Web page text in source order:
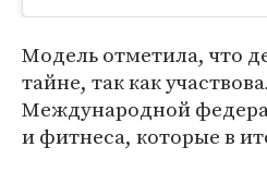
Модель отметила, что
тайне, так как
Международной
и фитнеса, которые в